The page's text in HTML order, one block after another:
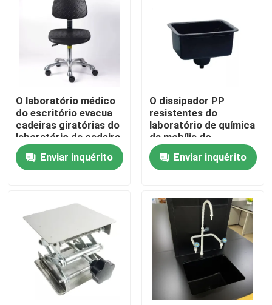
Casa
Produtos
Sobre nós
Controle da qualidade
Contacte-nos
O laboratório médico
do escritório evacua
cadeiras giratórias do
laboratório da cadeira
de esboço do
laboratório e os
tamboretes
Enviar inquérito
O dissipador PP
resistentes do
laboratório de química
da mobília do
laboratório afunda-se
para o laboratório 42L
a 125L
Enviar inquérito